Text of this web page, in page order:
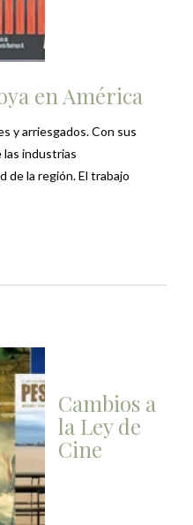
en América
y arriesgados. Con sus
las industrias
de la región. El trabajo
Cambios a
la Ley de
Cine